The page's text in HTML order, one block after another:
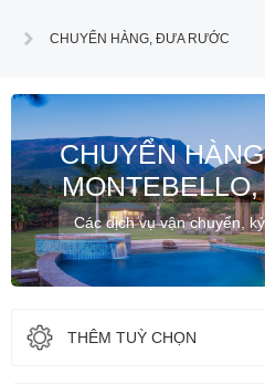
CHUYỂN HÀNG, ĐƯA RƯỚC
CHUYỂN
Các dịch vụ vận chuyển,
THÊM TUỲ CHỌN